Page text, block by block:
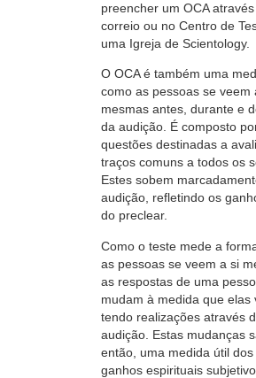
preencher um OCA
correio ou no Centro de
uma Igreja de Scientology.
O OCA é também uma
como as pessoas se veem
mesmas antes, durante e
da audição. É composto
questões destinadas a
traços comuns a todos os
Estes sobem
audição, refletindo os
do preclear.
Como o teste mede a
as pessoas se veem a si
as respostas de uma
mudam à medida que elas
tendo realizações através
audição. Estas mudanças
então, uma medida útil dos
ganhos espirituais